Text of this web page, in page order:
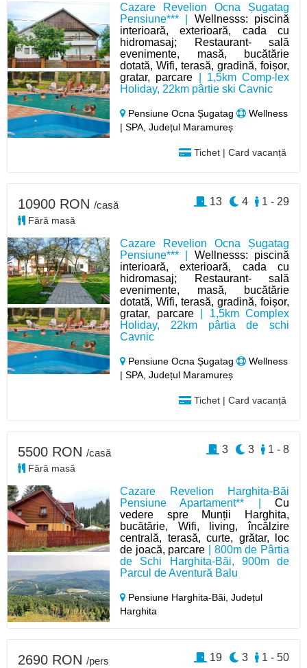
Cazare Revelion Ocna Șugatag
Pensiune*** | Wellnesss: piscină
interioară, exterioară, cada cu
hidromasaj; Restaurant- sală
evenimente, masă, bucătărie
dotată, Wifi, terasă, gradină, foișor,
gratar, parcare | 1,5km Comp-lex
Holiday, 22km pârtie ski Cavnic
Pensiune Ocna Șugatag
Wellness
| SPA, Județul Maramureș
Tichet | Card vacanță
Cazare Revelion Ocna Șugatag
Pensiune*** | Wellnesss: piscină
interioară, exterioară, cada cu
hidromasaj; Restaurant- sală
evenimente, masă, bucătărie
dotată, Wifi, terasă, gradină, foișor,
gratar, parcare| 1,5km Complex
Holiday, 22km pârtia de schi
Cavnic
Pensiune Ocna Șugatag
Wellness
| SPA, Județul Maramureș
Tichet | Card vacanță
10900 RON /casă
Fără masă
1 - 29
4
13
Cazare Revelion Harghita-Băi
Pensiune Apartament** | Cu
vedere spre Munții Harghita,
bucătărie, Wifi, living, încălzire
centrală, terasă, curte, grătar, loc
de joacă, parcare | 800m de Pârtia
de Schi Harghita-Băi, 900m de
Parcul de Aventură Balu
Pensiune Harghita-Băi,Județul
Harghita
5500 RON /casă
Fără masă
1 - 8
3
3
2690 RON /pers 1 - 50
3
19